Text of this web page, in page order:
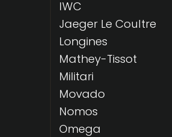
IWC
Jaeger Le Coultre
Longines
Mathey-Tissot
Militari
Movado
Nomos
Omega